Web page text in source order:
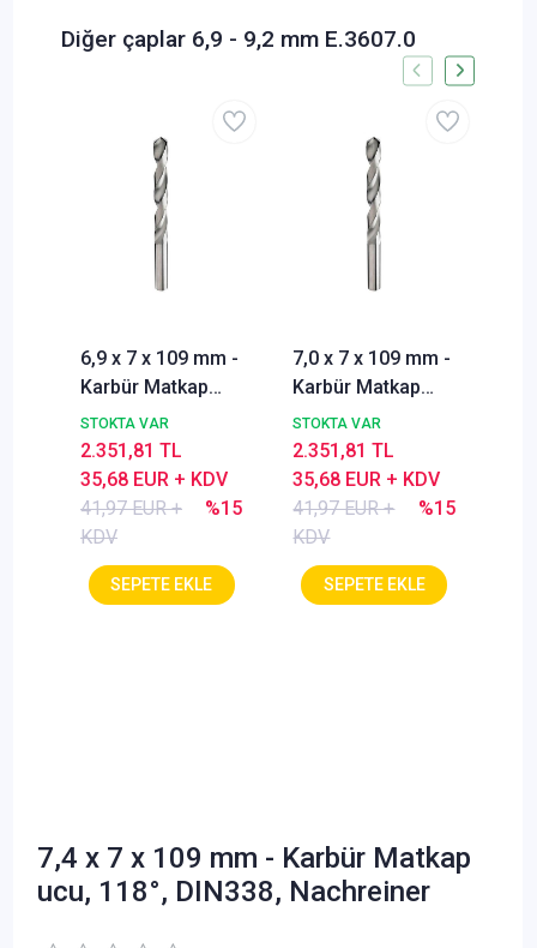
Diğer çaplar 6,9 - 9,2 mm E.3607.0
6,9 x 7 x 109 mm -
Karbür Matkap
ucu, 118°, DIN338,
Nachreiner
STOKTA VAR
41,97 EUR +
KDV
%15
35,68 EUR + KDV
2.351,81 TL
7,0 x 7 x 109 mm -
Karbür Matkap
ucu, 118°, DIN338,
Nachreiner
STOKTA VAR
41,97 EUR +
KDV
%15
35,68 EUR + KDV
2.351,81 TL
7,4 x 7 x 109 mm - Karbür Matkap
ucu, 118°, DIN338, Nachreiner